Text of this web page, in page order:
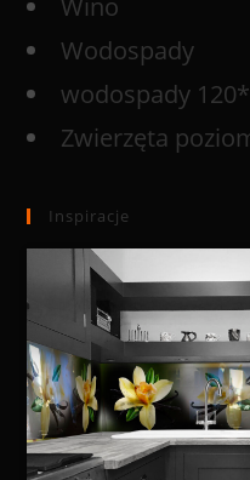
Wodospady
wodospady
Zwierzęta
Inspiracje